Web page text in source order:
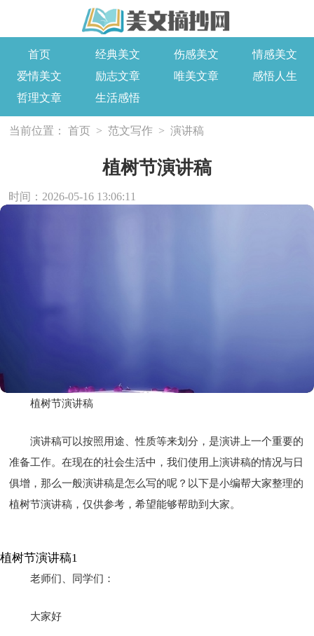
首页 经典美文 伤感美文
情感美文
爱情美文
励志文章 唯美文章
感悟人生
哲理文章
生活感悟
当前位置： 首页 > 范文写作 > 演讲稿
植树节演讲稿
时间：2026-05-16 13:06:11
植树节演讲稿
演讲稿可以按照用途、性质等来划分，是演讲上一个重要的
准备工作。在现在的社会生活中，我们使用上演讲稿的情况与日
俱增，那么一般演讲稿是怎么写的呢？以下是小编帮大家整理的
植树节演讲稿，仅供参考，希望能够帮助到大家。
植树节演讲稿1
老师们、同学们：
大家好